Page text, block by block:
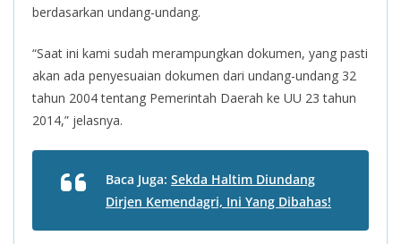
berdasarkan undang-undang.
“Saat ini kami sudah merampungkan dokumen, yang pasti
akan ada penyesuaian dokumen dari undang-undang 32
tahun 2004 tentang Pemerintah Daerah ke UU 23 tahun
2014,” jelasnya.
Baca Juga: Sekda Haltim Diundang
Dirjen Kemendagri, Ini Yang Dibahas!